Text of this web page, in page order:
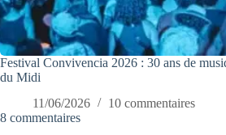
Festival Convivencia 2026 : 30 ans de
du Midi
11/06/2026
10 commentaires
8 commentaires